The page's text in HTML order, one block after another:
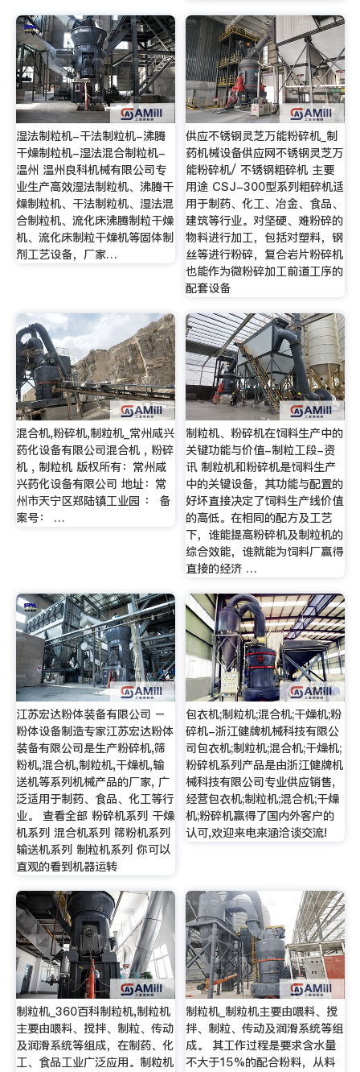
湿法制粒机-干法制粒机-沸腾
干燥制粒机-湿法混合制粒机-
温州 温州良科机械有限公司专
业生产高效湿法制粒机、沸腾干
燥制粒机、干法制粒机、湿法混
合制粒机、流化床沸腾制粒干燥
机、流化床制粒干燥机等固体制
剂工艺设备，厂家…
供应不锈钢灵芝万能粉碎机_制
药机械设备供应网不锈钢灵芝万
能粉碎机/ 不锈钢粗碎机 主要
用途 CSJ-300型系列粗碎机适
用于制药、化工、冶金、食品、
建筑等行业。对坚硬、难粉碎的
物料进行加工，包括对塑料，钢
丝等进行粉碎，复合岩片粉碎机
也能作为微粉碎加工前道工序的
配套设备
混合机,粉碎机,制粒机_常州咸兴
药化设备有限公司混合机 , 粉碎
机 , 制粒机 版权所有：常州咸
兴药化设备有限公司 地址：常
州市天宁区郑陆镇工业园 ： 备
案号： …
制粒机、粉碎机在饲料生产中的
关键功能与价值-制粒工段-资
讯 制粒机和粉碎机是饲料生产
中的关键设备，其功能与配置的
好坏直接决定了饲料生产线价值
的高低。在相同的配方及工艺
下，谁能提高粉碎机及制粒机的
综合效能，谁就能为饲料厂赢得
直接的经济 …
江苏宏达粉体装备有限公司 –
粉体设备制造专家江苏宏达粉体
装备有限公司是生产粉碎机,筛
粉机,混合机,制粒机,干燥机,输
送机等系列机械产品的厂家, 广
泛适用于制药、食品、化工等行
业。 查看全部 粉碎机系列 干燥
机系列 混合机系列 筛粉机系列
输送机系列 制粒机系列 你可以
直观的看到机器运转
包衣机;制粒机;混合机;干燥机;粉
碎机-浙江健牌机械科技有限公
司包衣机;制粒机;混合机;干燥机;
粉碎机系列产品是由浙江健牌机
械科技有限公司专业供应销售,
经营包衣机;制粒机;混合机;干燥
机;粉碎机赢得了国内外客户的
认可,欢迎来电来涵洽谈交流!
制粒机_360百科制粒机,制粒机
主要由喂料、搅拌、制粒、传动
及润滑系统等组成，在制药、化
工、食品工业广泛应用。制粒机
制粒机_制粒机主要由喂料、搅
拌、制粒、传动及润滑系统等组
成。 其工作过程是要求含水量
不大于15%的配合粉料，从料